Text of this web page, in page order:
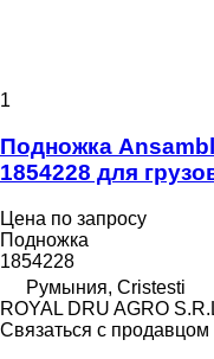
1
Подножка
1854228 для
Цена по запросу
Подножка
1854228
Румыния, Cristesti
ROYAL DRU AGRO
Связаться с продавцом